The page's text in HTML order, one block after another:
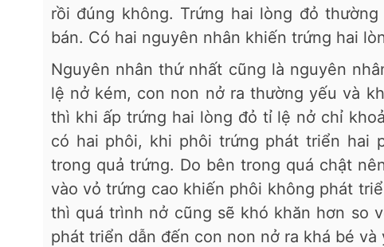
rồi đúng không. Trứng hai lòng đỏ
bán. Có hai nguyên nhân khiến trứng hai
Nguyên nhân thứ nhất cũng là nguyên
lệ nở kém, con non nở ra thường yếu và
thì khi ấp trứng hai lòng đỏ tỉ lệ nở chỉ
có hai phôi, khi phôi trứng phát triển hai
trong quả trứng. Do bên trong quá chật
vào vỏ trứng cao khiến phôi không phát
thì quá trình nở cũng sẽ khó khăn hơn so
phát triển dẫn đến con non nở ra khá bé